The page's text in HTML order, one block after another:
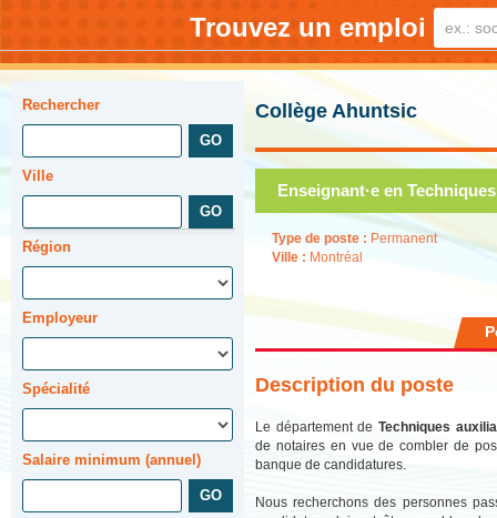
Trouvez un emploi
Rechercher
Ville
Région
Employeur
Spécialité
Salaire minimum (annuel)
Collège Ahuntsic
Enseignant·e en
Type de poste : Permanent
Ville : Montréal
Description du poste
Le département de Techniques
de notaires en vue de combler de
banque de candidatures.
Nous recherchons des personnes